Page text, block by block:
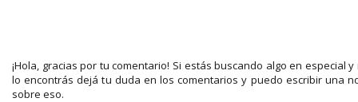
¡Hola, gracias por tu comentario! Si estás buscando algo en especial y
lo encontrás dejá tu duda en los comentarios y puedo escribir una
sobre eso.